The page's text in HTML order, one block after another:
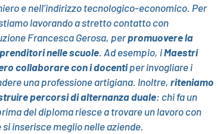
e nell’indirizzo tecnologico-economico. Per
lavorando a stretto contatto con
Francesca Gerosa, perpromuovere la
nelle scuole. Ad esempio, iMaestri
collaborare con i docentiper invogliare i
una professione artigiana. Inoltre, riteniamo
percorsi di alternanza duale: chi fa un
del diploma riesce a trovare un lavoro con
inserisce meglio nelle aziende.